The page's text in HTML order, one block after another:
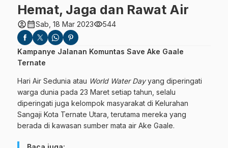
Hemat, Jaga dan Rawat Air
account_circlecalendar_monthSab, 18 Mar 2023visibility544
Kampanye Jalanan Komuntas Save Ake Gaale
Ternate
Hari Air Sedunia atau World Water Dayyang diperingati
warga dunia pada 23 Maret setiap tahun, selalu
diperingati juga kelompok masyarakat di Kelurahan
Sangaji Kota Ternate Utara, terutama mereka yang
berada di kawasan sumber mata air Ake Gaale.